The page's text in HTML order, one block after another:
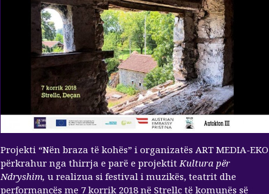
Projekti “Nën braza të kohës” i organizatës ART MEDIA-EKO
përkrahur nga thirrja e parë e projektitKultura për
Ndryshim, u realizua si festival i muzikës, teatrit dhe
performancës me 7 korrik 2018 në Strellc të komunës së